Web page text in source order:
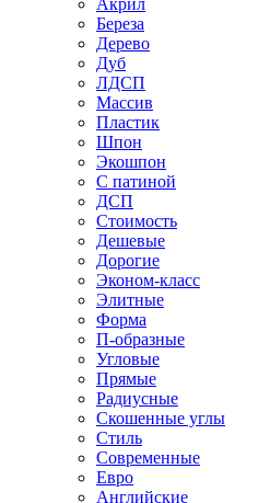
Акрил
Береза
Дерево
Дуб
ЛДСП
Массив
Пластик
Шпон
Экошпон
С патиной
ДСП
Стоимость
Дешевые
Дорогие
Эконом-класс
Элитные
Форма
П-образные
Угловые
Прямые
Радиусные
Скошенные углы
Стиль
Современные
Евро
Английские